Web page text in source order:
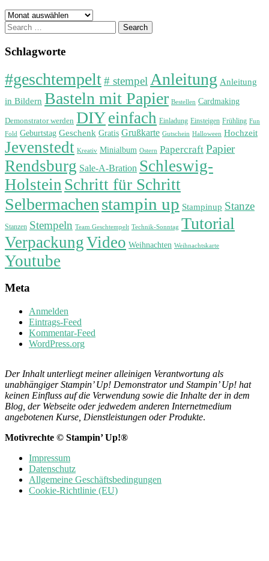
Archiv
Search
for:
Schlagworte
#geschtempelt# stempel Anleitung Anleitung
in Bildern Basteln mit Papier Bestellen Cardmaking
Demonstrator werden DIYeinfach Einladung Einsteigen Frühling Fun
Fold Geburtstag Geschenk Gratis Grußkarte Gutschein Halloween Hochzeit
Jevenstedt Kreativ Minialbum Ostern Papercraft Papier
Rendsburg Sale-A-Bration Schleswig-
Holstein Schritt für Schritt
Selbermachen stampin up Stampinup Stanze
Stanzen Stempeln Team Geschtempelt Technik-Sonntag Tutorial
VerpackungVideo Weihnachten Weihnachtskarte
Youtube
Meta
Anmelden
Eintrags-Feed
Kommentar-Feed
WordPress.org
Der Inhalt unterliegt meiner alleinigen Verantwortung als
unabhängiger Stampin’ Up! Demonstrator und Stampin’ Up! hat
keinen Einfluss auf die Verwendung sowie die Inhalte der in dem
Blog, der Webseite oder jedwedem anderen Internetmedium
angebotenen Kurse, Dienstleistungen oder Produkte.
Motivrechte © Stampin’ Up!®
Impressum
Datenschutz
Allgemeine Geschäftsbedingungen
Cookie-Richtlinie (EU)